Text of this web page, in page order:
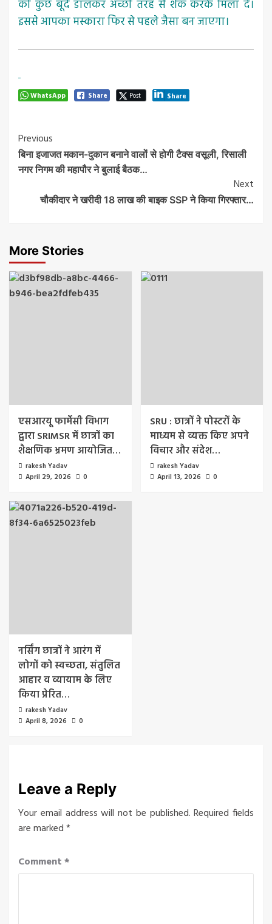
की कुछ बूंदे डालकर अच्छी तरह से शेक करके मिला दें।
इससे आपका मस्कारा फिर से पहले जैसा बन जाएगा।
WhatsApp Share Post Share
Post
Navigation
Previous
बिना इजाजत मकान-दुकान बनाने वालों से होगी टैक्स वसूली, रिसाली
नगर निगम की महापौर ने बुलाई बैठक…
Next
चौकीदार ने खरीदी 18 लाख की बाइक SSP ने किया गिरफ्तार…
More Stories
एसआरयू फार्मेसी विभाग
द्वारा SRIMSR में छात्रों का
शैक्षणिक भ्रमण आयोजित…
rakesh Yadav
April 29, 2026
0
SRU : छात्रों ने पोस्टरों के
माध्यम से व्यक्त किए अपने
विचार और संदेश…
rakesh Yadav
April 13, 2026
0
नर्सिंग छात्रों ने आरंग में
लोगों को स्वच्छता, संतुलित
आहार व व्यायाम के लिए
किया प्रेरित…
rakesh Yadav
April 8, 2026
0
Leave a Reply
Your email address will not be published. Required fields
are marked*
Comment*